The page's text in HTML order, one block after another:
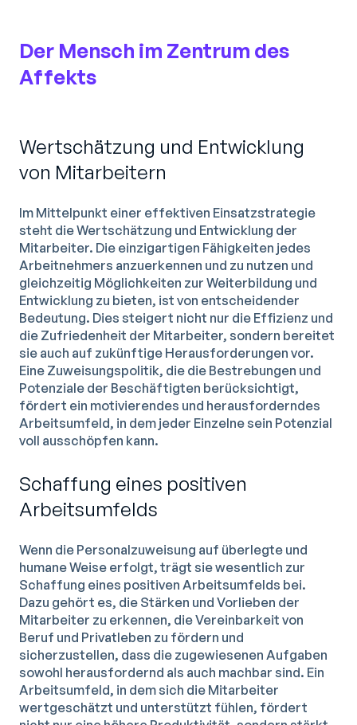
Der Mensch im Zentrum des
Affekts
Wertschätzung und Entwicklung
von Mitarbeitern
Im Mittelpunkt einer effektiven Einsatzstrategie
steht die Wertschätzung und Entwicklung der
Mitarbeiter. Die einzigartigen Fähigkeiten jedes
Arbeitnehmers anzuerkennen und zu nutzen und
gleichzeitig Möglichkeiten zur Weiterbildung und
Entwicklung zu bieten, ist von entscheidender
Bedeutung. Dies steigert nicht nur die Effizienz und
die Zufriedenheit der Mitarbeiter, sondern bereitet
sie auch auf zukünftige Herausforderungen vor.
Eine Zuweisungspolitik, die die Bestrebungen und
Potenziale der Beschäftigten berücksichtigt,
fördert ein motivierendes und herausforderndes
Arbeitsumfeld, in dem jeder Einzelne sein Potenzial
voll ausschöpfen kann.
Schaffung eines positiven
Arbeitsumfelds
Wenn die Personalzuweisung auf überlegte und
humane Weise erfolgt, trägt sie wesentlich zur
Schaffung eines positiven Arbeitsumfelds bei.
Dazu gehört es, die Stärken und Vorlieben der
Mitarbeiter zu erkennen, die Vereinbarkeit von
Beruf und Privatleben zu fördern und
sicherzustellen, dass die zugewiesenen Aufgaben
sowohl herausfordernd als auch machbar sind. Ein
Arbeitsumfeld, in dem sich die Mitarbeiter
wertgeschätzt und unterstützt fühlen, fördert